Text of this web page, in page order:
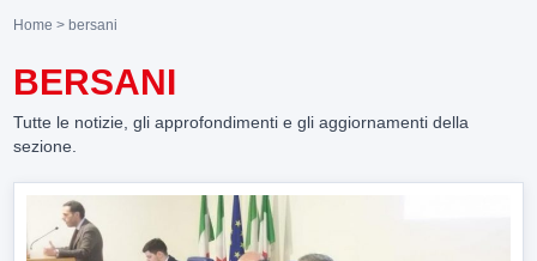
Home > bersani
BERSANI
Tutte le notizie, gli approfondimenti e gli aggiornamenti della
sezione.